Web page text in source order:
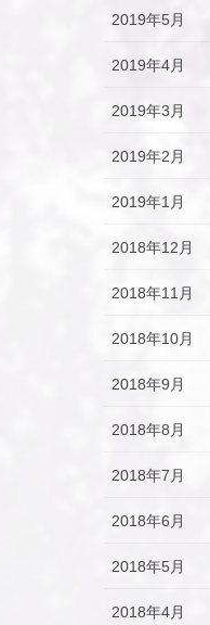
2019年5月
2019年4月
2019年3月
2019年2月
2019年1月
2018年12月
2018年11月
2018年10月
2018年9月
2018年8月
2018年7月
2018年6月
2018年5月
2018年4月